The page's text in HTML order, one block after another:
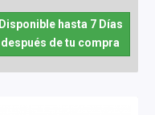
Disponible hasta 7 Días
después de tu compra